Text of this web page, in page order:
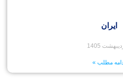
ایران
مطلب »